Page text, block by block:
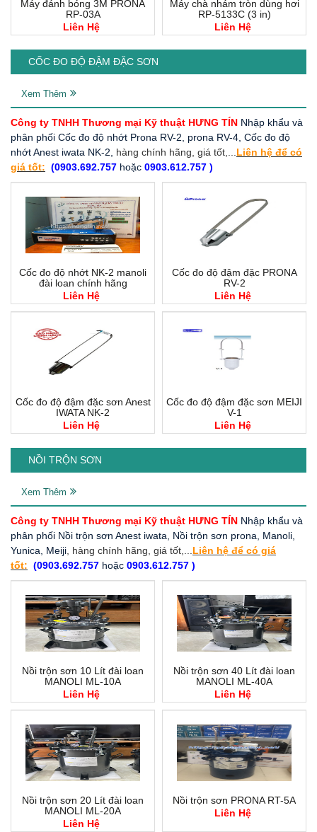
Máy đánh bóng 3M PRONA
RP-03A
Liên Hệ
Máy chà nhám tròn dùng hơi
RP-5133C (3 in)
Liên Hệ
CỐC ĐO ĐỘ ĐẬM ĐẶC SƠN
Xem Thêm
Công ty TNHH Thương mại Kỹ thuật HƯNG TÍN Nhập khẩu và
phân phối Cốc đo độ nhớt Prona RV-2, prona RV-4, Cốc đo độ
nhớt Anest iwata NK-2,
hàng chính hãng, giá tốt,... Liên hệ để có
giá tốt: (0903.692.757 hoặc 0903.612.757 )
Cốc đo độ nhớt NK-2 manoli
đài loan chính hãng
Liên Hệ
Cốc đo độ đậm đặc PRONA
RV-2
Liên Hệ
Cốc đo độ đậm đặc sơn Anest
IWATA NK-2
Liên Hệ
Cốc đo độ đậm đặc sơn MEIJI
V-1
Liên Hệ
NỒI TRỘN SƠN
Xem Thêm
Công ty TNHH Thương mại Kỹ thuật HƯNG TÍN Nhập khẩu và
phân phối Nồi trộn sơn Anest iwata, Nồi trộn sơn prona, Manoli,
Yunica, Meiji , hàng chính hãng, giá tốt,... Liên hệ để có giá
tốt: (0903.692.757 hoặc 0903.612.757 )
Nồi trộn sơn 10 Lít đài loan
MANOLI ML-10A
Liên Hệ
Nồi trộn sơn 40 Lít đài loan
MANOLI ML-40A
Liên Hệ
Nồi trộn sơn 20 Lít đài loan
MANOLI ML-20A
Liên Hệ
Nồi trộn sơn PRONA RT-5A
Liên Hệ